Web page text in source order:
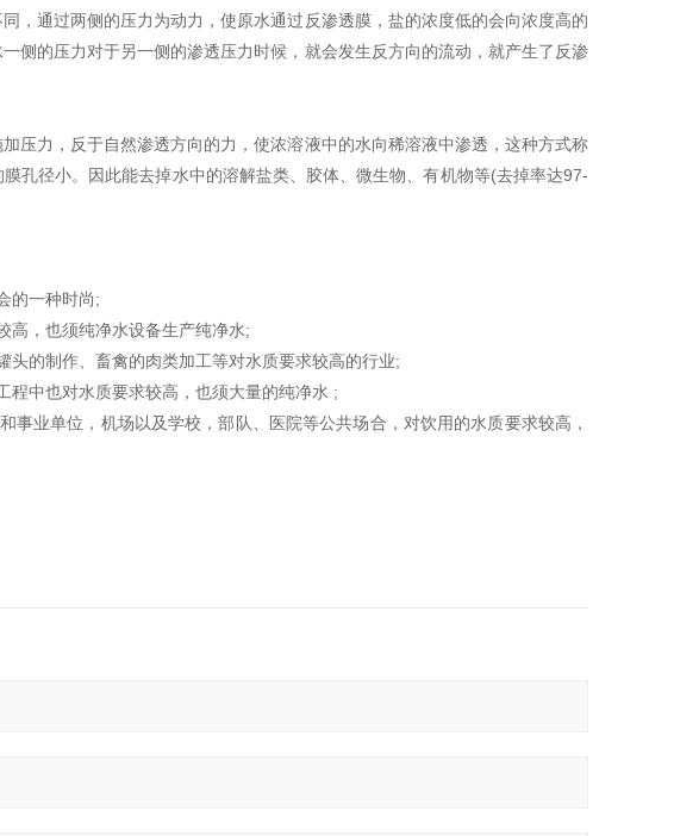
，通过两侧的压力为动力，使原水通过反渗透膜，盐的浓度低的会向浓度高的
侧的压力对于另一侧的渗透压力时候，就会发生反方向的流动，就产生了反渗
压力，反于自然渗透方向的力，使浓溶液中的水向稀溶液中渗透，这种方式称
孔径小。因此能去掉水中的溶解盐类、胶体、微生物、有机物等(去掉率达97-
的一种时尚;
高，也须纯净水设备生产纯净水;
的制作、畜禽的肉类加工等对水质要求较高的行业;
程中也对水质要求较高，也须大量的纯净水 ;
业单位，机场以及学校，部队、医院等公共场合，对饮用的水质要求较高，